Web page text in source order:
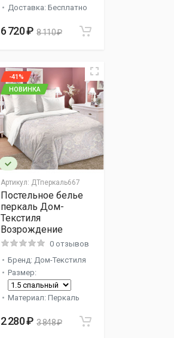
Доставка: Бесплатно
6 720 ₽ 8 110 ₽
Артикул: ДТперкаль667
-41%
НОВИНКА
Постельное белье
перкаль Дом-
Текстиля
Возрождение
0 отзывов
Бренд: Дом-Текстиля
Размер:
Материал: Перкаль
2 280 ₽ 3 848 ₽